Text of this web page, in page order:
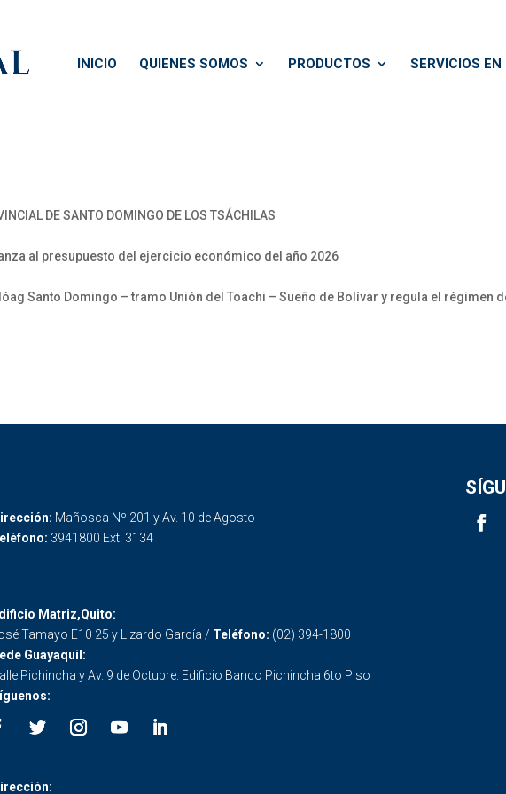
INICIO QUIENES SOMOS PRODUCTOS SERVICIOS
DE SANTO DOMINGO DE LOS TSÁCHILAS
al presupuesto del ejercicio económico del año 2026
Santo Domingo – tramo Unión del Toachi – Sueño de Bolívar y regula el régimen
Mañosca Nº 201 y Av. 10 de Agosto
3941800 Ext. 3134
Matriz,Quito:
Tamayo E10 25 y Lizardo García / Teléfono: (02) 394-1800
Guayaquil:
Pichincha y Av. 9 de Octubre. Edificio Banco Pichincha 6to Piso